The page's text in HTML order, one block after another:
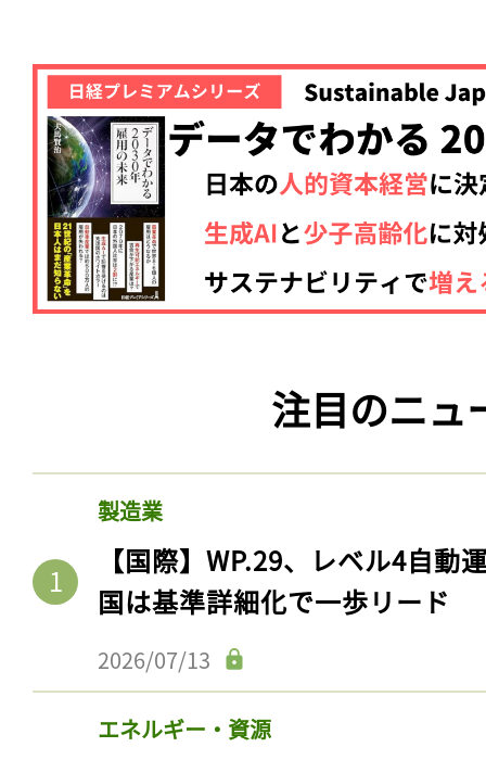
注目のニュ
製造業
【国際】WP.29、レベル4自動
国は基準詳細化で一歩リード
2026/07/13
エネルギー・資源